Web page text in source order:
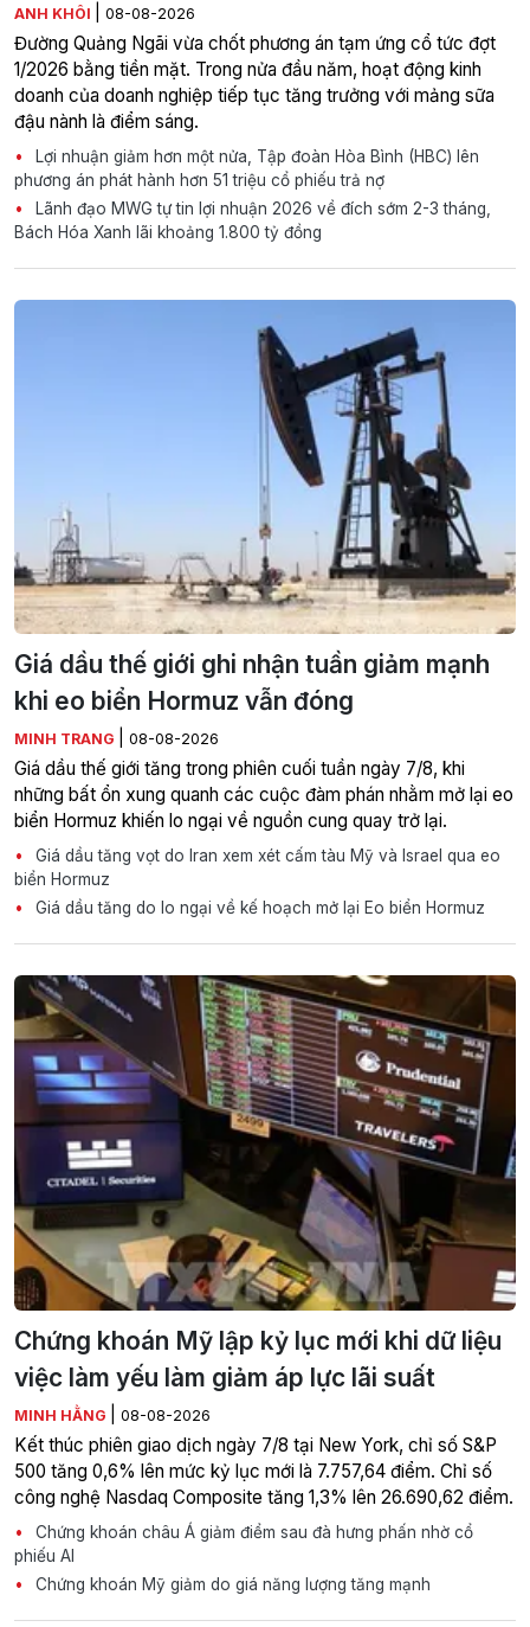
ANH KHÔI 08-08-2026
Đường Quảng Ngãi vừa chốt phương án tạm ứng cổ tức đợt
1/2026 bằng tiền mặt. Trong nửa đầu năm, hoạt động kinh
doanh của doanh nghiệp tiếp tục tăng trưởng với mảng sữa
đậu nành là điểm sáng.
Lợi nhuận giảm hơn một nửa, Tập đoàn Hòa Bình (HBC) lên
phương án phát hành hơn 51 triệu cổ phiếu trả nợ
Lãnh đạo MWG tự tin lợi nhuận 2026 về đích sớm 2-3 tháng,
Bách Hóa Xanh lãi khoảng 1.800 tỷ đồng
Giá dầu thế giới ghi nhận tuần giảm mạnh
khi eo biển Hormuz vẫn đóng
MINH TRANG 08-08-2026
Giá dầu thế giới tăng trong phiên cuối tuần ngày 7/8, khi
những bất ổn xung quanh các cuộc đàm phán nhằm mở lại eo
biển Hormuz khiến lo ngại về nguồn cung quay trở lại.
Giá dầu tăng vọt do Iran xem xét cấm tàu Mỹ và Israel qua eo
biển Hormuz
Giá dầu tăng do lo ngại về kế hoạch mở lại Eo biển Hormuz
Chứng khoán Mỹ lập kỷ lục mới khi dữ liệu
việc làm yếu làm giảm áp lực lãi suất
MINH HẰNG 08-08-2026
Kết thúc phiên giao dịch ngày 7/8 tại New York, chỉ số S&P
500 tăng 0,6% lên mức kỷ lục mới là 7.757,64 điểm. Chỉ số
công nghệ Nasdaq Composite tăng 1,3% lên 26.690,62 điểm.
Chứng khoán châu Á giảm điểm sau đà hưng phấn nhờ cổ
phiếu AI
Chứng khoán Mỹ giảm do giá năng lượng tăng mạnh